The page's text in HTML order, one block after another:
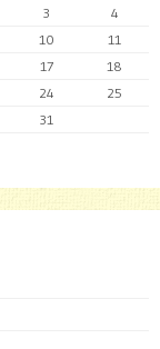
3
4
10
11
17
18
24
25
31